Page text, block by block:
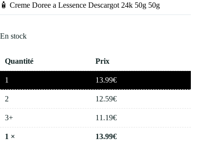
🧴 Creme Doree a Lessence Descargot 24k 50g 50g
En stock
Quantité Prix
1 13.99€
2 12.59€
3+ 11.19€
1 × 13.99€